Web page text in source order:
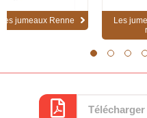
Les jumeaux Renne
Les